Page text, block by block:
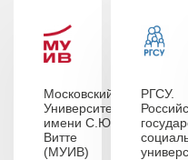
Московский
Университет
имени С.Ю.
Витте
(МУИВ)
РГСУ.